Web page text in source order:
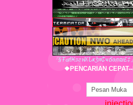
『§Ŧ๔ℓ₭згฬʎՆҝǯя₵ҹճәл₪£‡
❖PENCARIAN